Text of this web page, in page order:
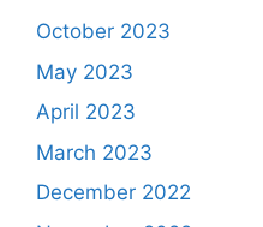
October 2023
May 2023
April 2023
March 2023
December 2022